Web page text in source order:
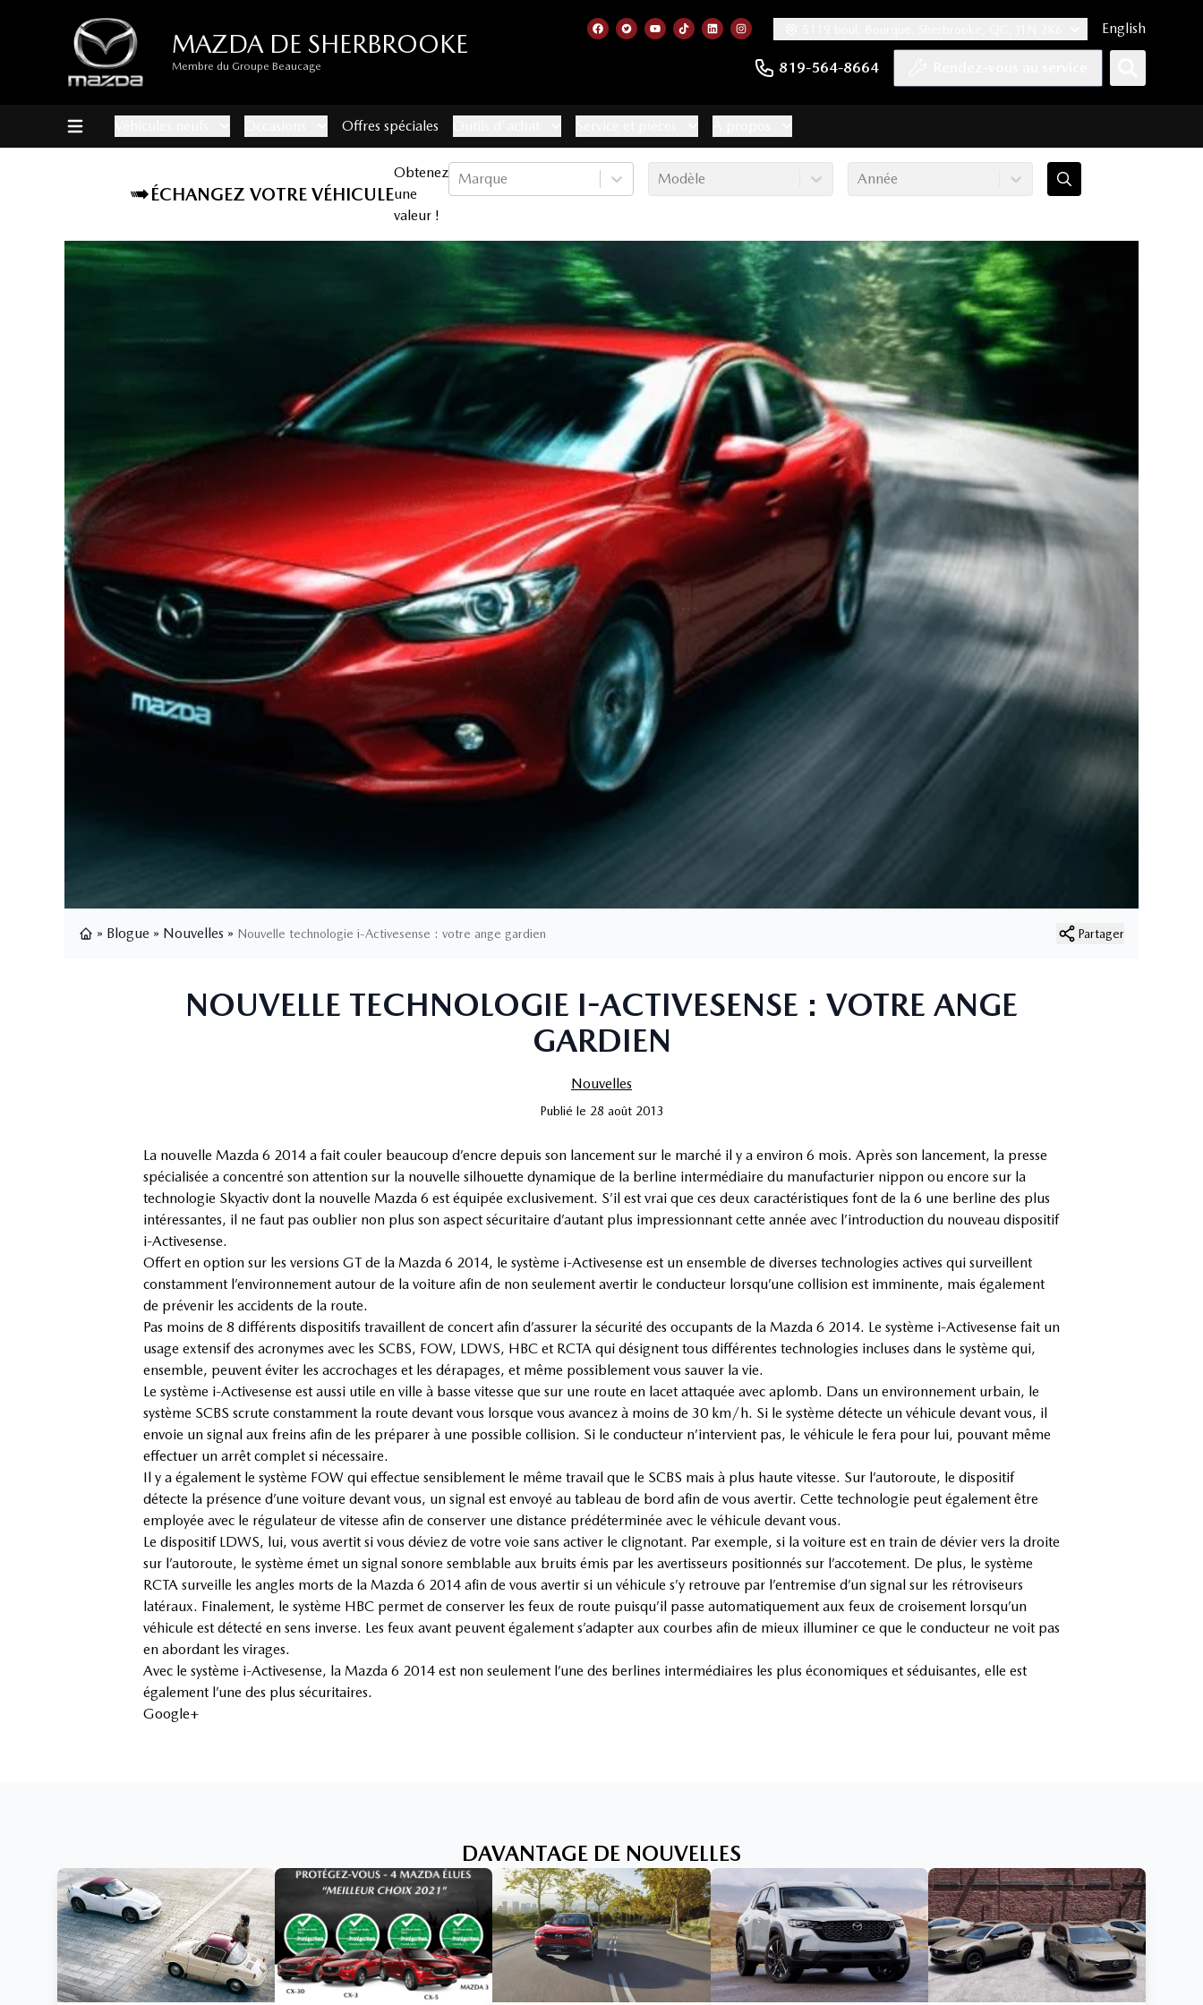
MAZDA DE SHERBROOKE
Membre du Groupe Beaucage 819-564-8664
Lien vers notre page facebook
Lien vers notre compte Twitter
Lien vers notre chaîne YouTube
Lien vers notre compte Tiktok
Lien vers notre compte LinkedIn
Lien vers notre compte Instagram
English
Offres spéciales
ÉCHANGEZ VOTRE VÉHICULE
Obtenez
une
valeur !
Marque Modèle Année
» Blogue » Nouvelles » Nouvelle technologie i-Activesense : votre ange gardien Partager
NOUVELLE TECHNOLOGIE I-ACTIVESENSE : VOTRE ANGE
GARDIEN
Nouvelles
Publié le 28 août 2013
La nouvelle Mazda 6 2014 a fait couler beaucoup d’encre depuis son lancement sur le marché il y a environ 6 mois. Après son lancement, la presse
spécialisée a concentré son attention sur la nouvelle silhouette dynamique de la berline intermédiaire du manufacturier nippon ou encore sur la
technologie Skyactiv dont la nouvelle Mazda 6 est équipée exclusivement. S’il est vrai que ces deux caractéristiques font de la 6 une berline des plus
intéressantes, il ne faut pas oublier non plus son aspect sécuritaire d’autant plus impressionnant cette année avec l’introduction du nouveau dispositif
i-Activesense.
Offert en option sur les versions GT de la Mazda 6 2014, le système i-Activesense est un ensemble de diverses technologies actives qui surveillent
constamment l’environnement autour de la voiture afin de non seulement avertir le conducteur lorsqu’une collision est imminente, mais également
de prévenir les accidents de la route.
Pas moins de 8 différents dispositifs travaillent de concert afin d’assurer la sécurité des occupants de la Mazda 6 2014. Le système i-Activesense fait un
usage extensif des acronymes avec les SCBS, FOW, LDWS, HBC et RCTA qui désignent tous différentes technologies incluses dans le système qui,
ensemble, peuvent éviter les accrochages et les dérapages, et même possiblement vous sauver la vie.
Le système i-Activesense est aussi utile en ville à basse vitesse que sur une route en lacet attaquée avec aplomb. Dans un environnement urbain, le
système SCBS scrute constamment la route devant vous lorsque vous avancez à moins de 30 km/h. Si le système détecte un véhicule devant vous, il
envoie un signal aux freins afin de les préparer à une possible collision. Si le conducteur n’intervient pas, le véhicule le fera pour lui, pouvant même
effectuer un arrêt complet si nécessaire.
Il y a également le système FOW qui effectue sensiblement le même travail que le SCBS mais à plus haute vitesse. Sur l’autoroute, le dispositif
détecte la présence d’une voiture devant vous, un signal est envoyé au tableau de bord afin de vous avertir. Cette technologie peut également être
employée avec le régulateur de vitesse afin de conserver une distance prédéterminée avec le véhicule devant vous.
Le dispositif LDWS, lui, vous avertit si vous déviez de votre voie sans activer le clignotant. Par exemple, si la voiture est en train de dévier vers la droite
sur l’autoroute, le système émet un signal sonore semblable aux bruits émis par les avertisseurs positionnés sur l’accotement. De plus, le système
RCTA surveille les angles morts de la Mazda 6 2014 afin de vous avertir si un véhicule s’y retrouve par l’entremise d’un signal sur les rétroviseurs
latéraux. Finalement, le système HBC permet de conserver les feux de route puisqu’il passe automatiquement aux feux de croisement lorsqu’un
véhicule est détecté en sens inverse. Les feux avant peuvent également s’adapter aux courbes afin de mieux illuminer ce que le conducteur ne voit pas
en abordant les virages.
Avec le système i-Activesense, la Mazda 6 2014 est non seulement l’une des berlines intermédiaires les plus économiques et séduisantes, elle est
également l’une des plus sécuritaires.
Google+
DAVANTAGE DE NOUVELLES